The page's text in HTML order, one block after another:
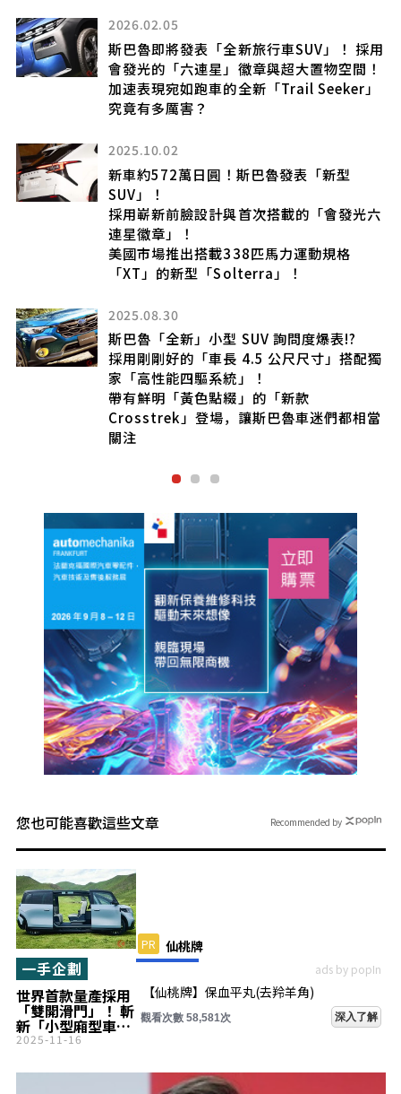
2025.10.16
斯巴魯新款「Solterra 日本版」公開！
「動力提升50％」、續航里程增加約兩成！
從內外裝到性能全面進化！
這次小改款車型帶來了「意想不到的駕駛樂
2025.09.17
斯巴魯全新「旅行車SUV」發表引起熱烈迴
響！
「硬派感很讚！」方正設計大受好評！
搭載強勁的「水平對臥渦輪引擎」的新款
「Outback」美規版本備受關注！
2025.08.20
斯巴魯全新「8人座SUV」登場！
搭載2.4升水平對臥引擎，採用三排座椅！
同時配備高性能四輪驅動的車款，全長達5
米級的「Ascent」美規版本亮相
您也可能喜歡這些文章
世界首款量產採用
「雙開滑門」！ 斬
新「小型廂型車」
超厲害！ 全長4.6
敞」車內空間！ 日
一手企劃
2025-11-16
PR 仙桃牌
ads by popIn
【仙桃牌】保血平丸(去羚羊角)
觀看次數 58,581次 深入了解
Recommended by